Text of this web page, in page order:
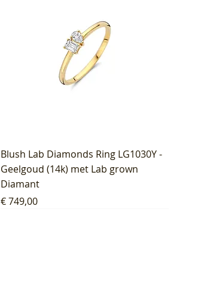
Blush Lab Diamonds Ring LG1030Y -
Geelgoud (14k) met Lab grown
Diamant
Prijs
€ 749,00